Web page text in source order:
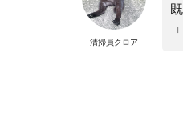
清掃員クロア